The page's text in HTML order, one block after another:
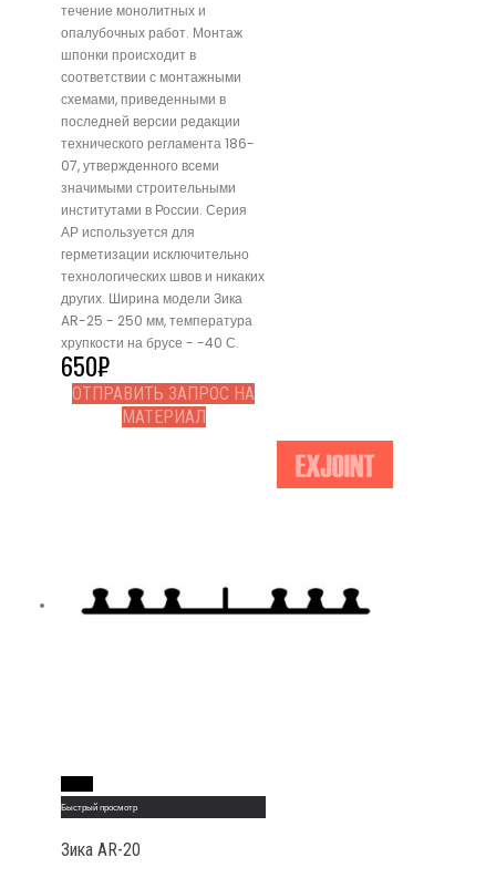
течение монолитных и
опалубочных работ. Монтаж
шпонки происходит в
соответствии с монтажными
схемами, приведенными в
последней версии редакции
технического регламента 186-
07, утвержденного всеми
значимыми строительными
институтами в России. Серия
АР используется для
герметизации исключительно
технологических швов и никаких
других. Ширина модели Зика
AR-25 - 250 мм, температура
хрупкости на брусе - -40 С.
650₽
ОТПРАВИТЬ ЗАПРОС НА
МАТЕРИАЛ
Быстрый просмотр
Зика AR-20